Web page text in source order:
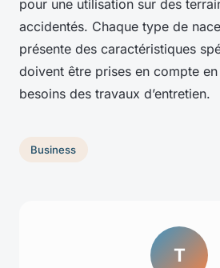
pour une utilisation sur des
accidentés. Chaque type de
présente des caractéristiques
doivent être prises en compte
besoins des travaux d’entretien.
Business
T